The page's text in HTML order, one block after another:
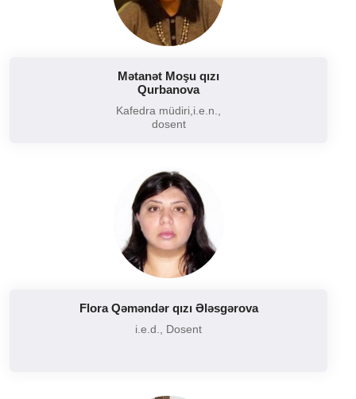
Marketinq tədqiqatları
Münaqişələrin idarə edilməsi
Otel menecmenti
Rəqəmsal marketinq
Satışın idarə edilməsi
Strateji idarəetmə
Təcrübə 1: Karyera planlaması
Mətanət Moşu qızı
Qurbanova
Kafedra müdiri,i.e.n.,
dosent
Flora Qəməndər qızı Ələsgərova
i.e.d., Dosent